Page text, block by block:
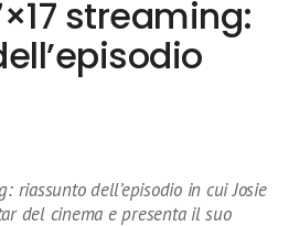
streaming:
riassunto dell’episodio in cui Josie
del cinema e presenta il suo